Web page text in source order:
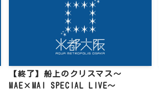
【終了】船上のクリスマス～
MAE×MAI SPECIAL LIVE～